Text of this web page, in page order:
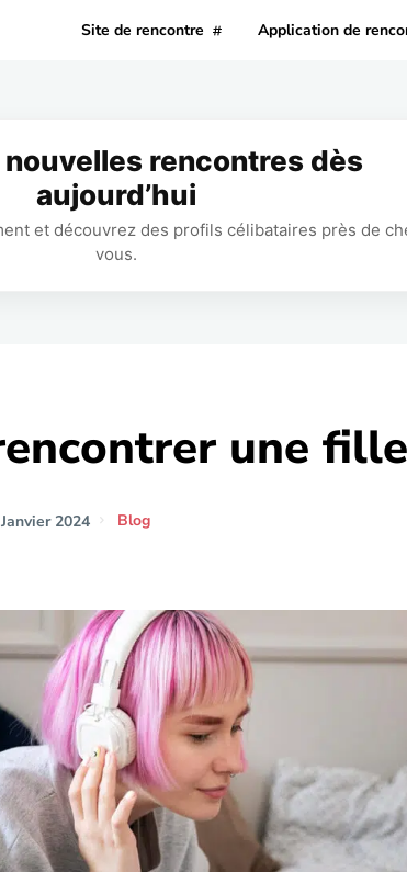
Site de rencontre Application de
nouvelles rencontres dès
aujourd’hui
et découvrez des profils célibataires près de
vous.
une
2024 Blog